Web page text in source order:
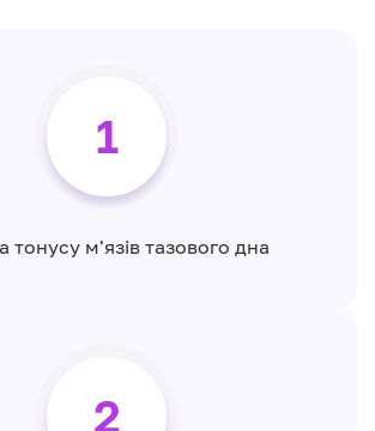
1
тонусу м'язів тазового дна
2